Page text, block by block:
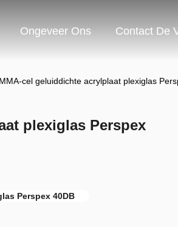
Ongeveer Ons Contact De
cel geluiddichte acrylplaat plexiglas
plexiglas Perspex
Perspex 40DB